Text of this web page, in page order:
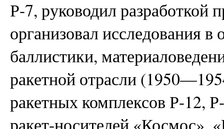
Р-7, руководил разработкой
организовал исследования
баллистики,
ракетной отрасли
ракетных комплексов Р-12,